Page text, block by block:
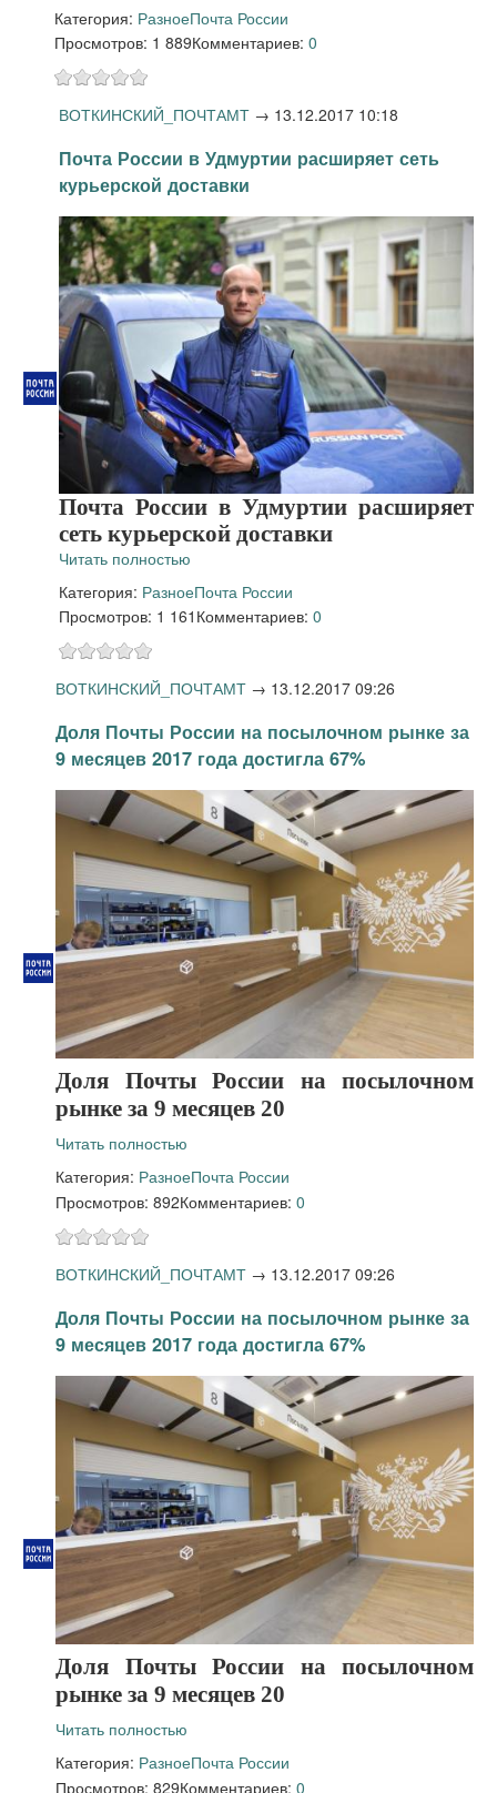
Категория: РазноеПочта России
Просмотров: 1 889Комментариев: 0
ВОТКИНСКИЙ_ПОЧТАМТ → 13.12.2017 10:18
Почта России в Удмуртии расширяет сеть
курьерской доставки
Почта России в Удмуртии расширяет
сеть курьерской доставки
Читать полностью
Категория: РазноеПочта России
Просмотров: 1 161 Комментариев: 0
ВОТКИНСКИЙ_ПОЧТАМТ → 13.12.2017 09:26
Доля Почты России на посылочном рынке за
9 месяцев 2017 года достигла 67%
Доля Почты России на посылочном
рынке за 9 месяцев 20
Читать полностью
Категория: РазноеПочта России
Просмотров: 892Комментариев: 0
ВОТКИНСКИЙ_ПОЧТАМТ → 13.12.2017 09:26
Доля Почты России на посылочном рынке за
9 месяцев 2017 года достигла 67%
Доля Почты России на посылочном
рынке за 9 месяцев 20
Читать полностью
Категория: РазноеПочта России
Просмотров: 829Комментариев: 0